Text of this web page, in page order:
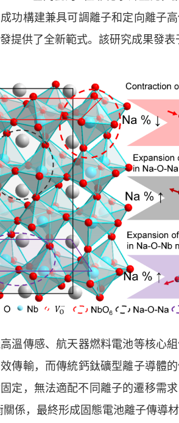
功構建兼具可調離子和定向離子
提供了全新範式。該研究成果發表
傳感、航天器燃料電池等核心組
傳輸，而傳統鈣鈦礦型離子導體
定，無法適配不同離子的遷移需
關係，最終形成固態電池離子傳導